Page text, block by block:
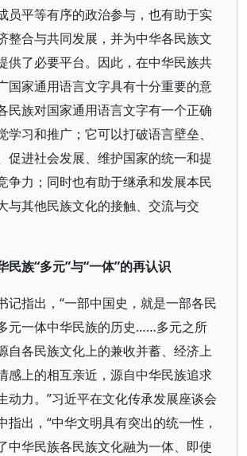
员平等有序的政治参与，也有助于实
整合与共同发展，并为中华各民族文
供了必要平台。因此，在中华民族共
国家通用语言文字具有十分重要的意
民族对国家通用语言文字有一个正确
学习和推广；它可以打破语言壁垒、
促进社会发展、维护国家的统一和提
争力；同时也有助于继承和发展本民
与其他民族文化的接触、交流与交
民族“多元”与“一体”的再认识
记指出，“一部中国史，就是一部各民
元一体中华民族的历史……多元之所
自各民族文化上的兼收并蓄、经济上
感上的相互亲近，源自中华民族追求
动力。”习近平在文化传承发展座谈会
指出，“中华文明具有突出的统一性，
中华民族各民族文化融为一体、即使